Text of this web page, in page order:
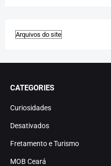
CATEGORIES
Curiosidades
Desativados
Fretamento e Turismo
MOB Ceará